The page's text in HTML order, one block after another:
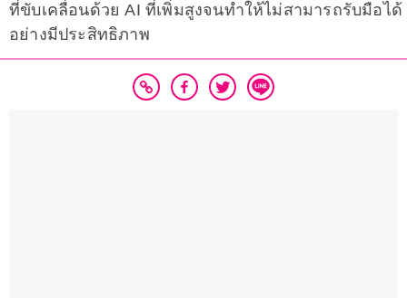
ที่ขับเคลื่อนด้วย AI ที่เพิ่มสูงจนทำให้ไม่สามารถรับมือได้
อย่างมีประสิทธิภาพ